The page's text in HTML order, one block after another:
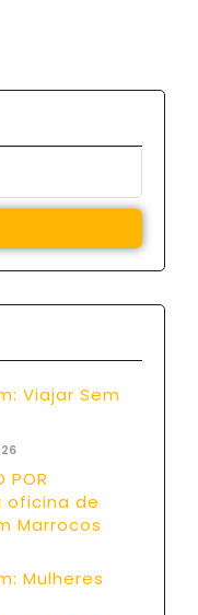
Viajar Sem
POR
oficina de
Marrocos
Mulheres